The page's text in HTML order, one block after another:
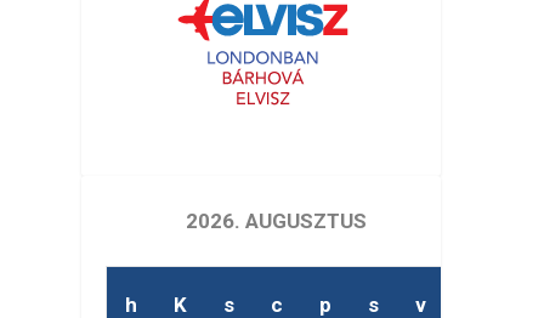
2026. AUGUSZTUS
h K s c p s v